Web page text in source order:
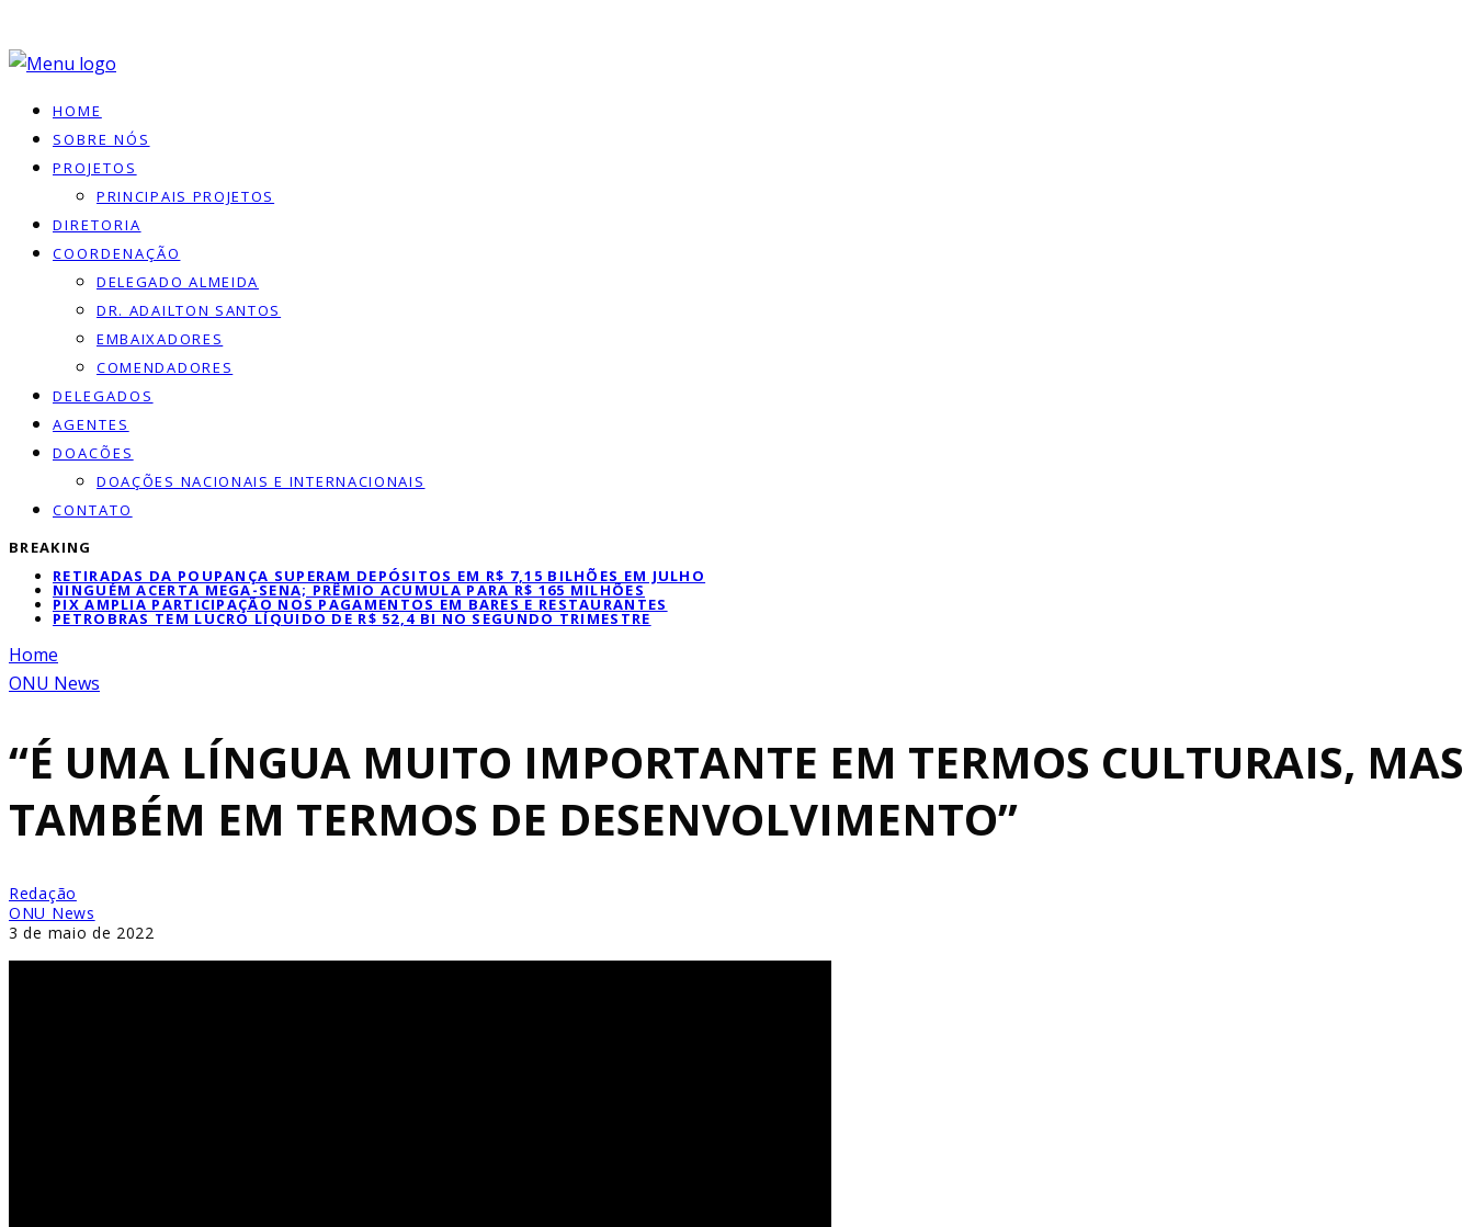
HOME
SOBRE NÓS
PROJETOS
PRINCIPAIS PROJETOS
DIRETORIA
COORDENAÇÃO
DELEGADO ALMEIDA
DR. ADAILTON SANTOS
EMBAIXADORES
COMENDADORES
DELEGADOS
AGENTES
DOACÕES
DOAÇÕES NACIONAIS E INTERNACIONAIS
CONTATO
BREAKING
RETIRADAS DA POUPANÇA SUPERAM DEPÓSITOS EM R$ 7,15 BILHÕES EM JULHO
NINGUÉM ACERTA MEGA-SENA; PRÊMIO ACUMULA PARA R$ 165 MILHÕES
PIX AMPLIA PARTICIPAÇÃO NOS PAGAMENTOS EM BARES E RESTAURANTES
PETROBRAS TEM LUCRO LÍQUIDO DE R$ 52,4 BI NO SEGUNDO TRIMESTRE
Home
ONU News
“É UMA LÍNGUA MUITO IMPORTANTE EM TERMOS CULTURAIS, MAS
TAMBÉM EM TERMOS DE DESENVOLVIMENTO”
Redação
ONU News
3 de maio de 2022